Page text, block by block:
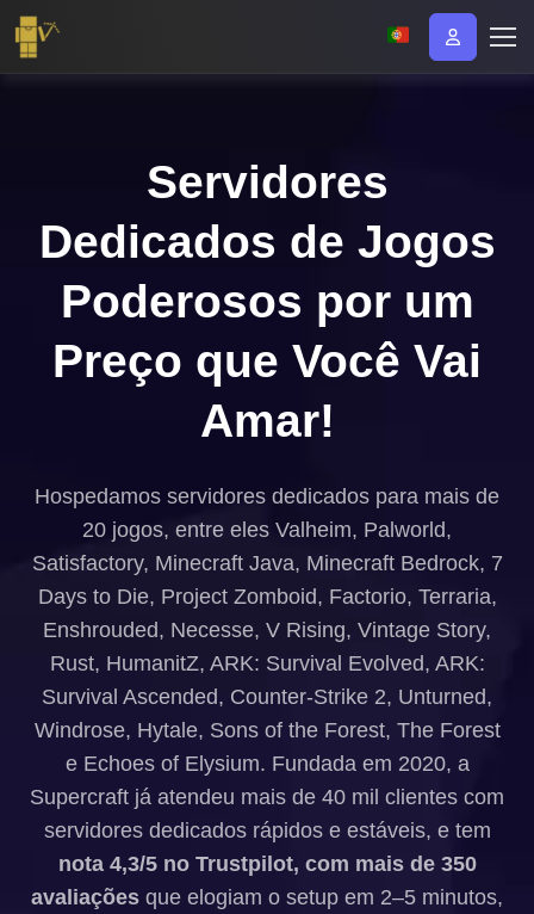
Servidores
Dedicados de Jogos
Poderosos por um
Preço que Você Vai
Amar!
Hospedamos servidores dedicados para mais de
20 jogos, entre eles Valheim, Palworld,
Satisfactory, Minecraft Java, Minecraft Bedrock, 7
Days to Die, Project Zomboid, Factorio, Terraria,
Enshrouded, Necesse, V Rising, Vintage Story,
Rust, HumanitZ, ARK: Survival Evolved, ARK:
Survival Ascended, Counter-Strike 2, Unturned,
Windrose, Hytale, Sons of the Forest, The Forest
e Echoes of Elysium. Fundada em 2020, a
Supercraft já atendeu mais de 40 mil clientes com
servidores dedicados rápidos e estáveis, e tem
nota 4,3/5 no Trustpilot, com mais de 350
avaliações que elogiam o setup em 2–5 minutos,